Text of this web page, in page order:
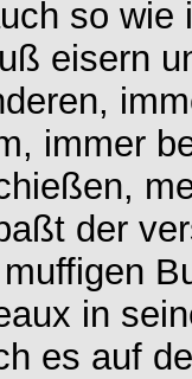
so wie
eisern
immer
der
in
es auf